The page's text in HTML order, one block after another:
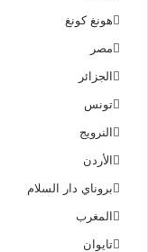
هونغ كونغ
مصر
الجزائر
تونس
النرويج
الأردن
بروناي دار السلام
المغرب
تايوان